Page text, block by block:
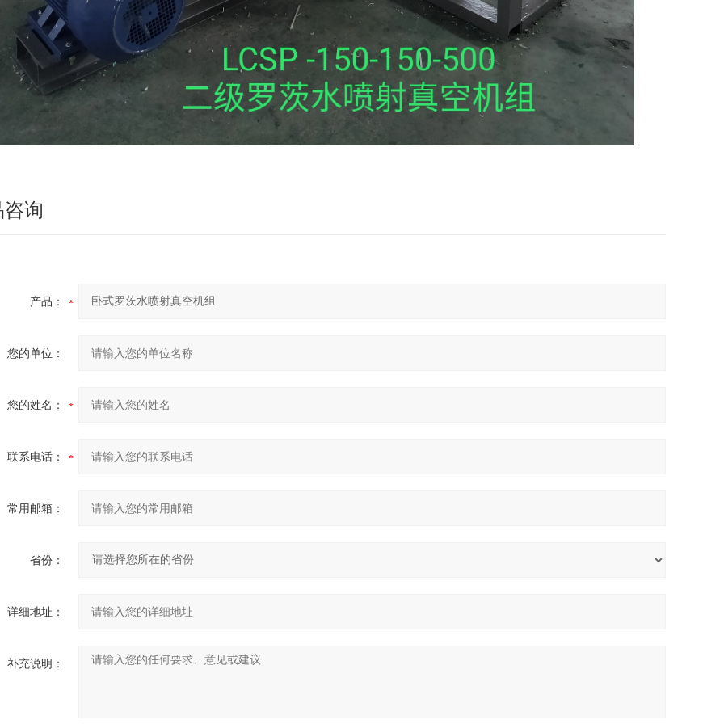
询
产品：
您的单位：
您的姓名：
联系电话：
常用邮箱：
省份：
详细地址：
补充说明：